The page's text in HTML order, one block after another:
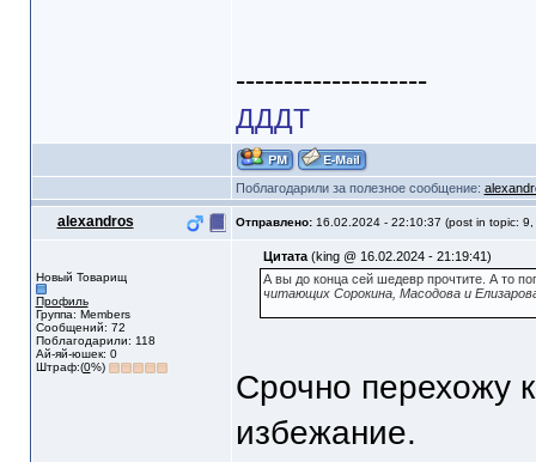
--------------------
ДДДТ
Поблагодарили за полезное сообщение:
alexandros Отправлено: 16.02.2024 - 22:10:37 (post in topic: 9,
Новый Товарищ
Профиль
Группа: Members
Сообщений: 72
Поблагодарили: 118
Ай-яй-юшек: 0
Штраф:(0%)
Цитата(king @ 16.02.2024 - 21:19:41)
А вы до конца сей шедевр прочтите. А то
читающих Сорокина, Масодова и
Срочно перехожу
избежание.